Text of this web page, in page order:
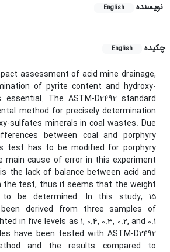
نویسنده English
چکیده English
assessment of acid mine drainage,
of pyrite content and hydroxy-
The ASTM-D2492 standard
method for precisely determination
sulfates minerals in coal wastes. Due
between coal and porphyry
test has to be modified for porphyry
main cause of error in this experiment
the lack of balance between acid and
the test, thus it seems that the weight
be determined. In this study, 15
derived from three samples of
in five levels as 1, 0.4, 0.3, 0.2, and 0.1
have been tested with ASTM-D2492
and the results compared to